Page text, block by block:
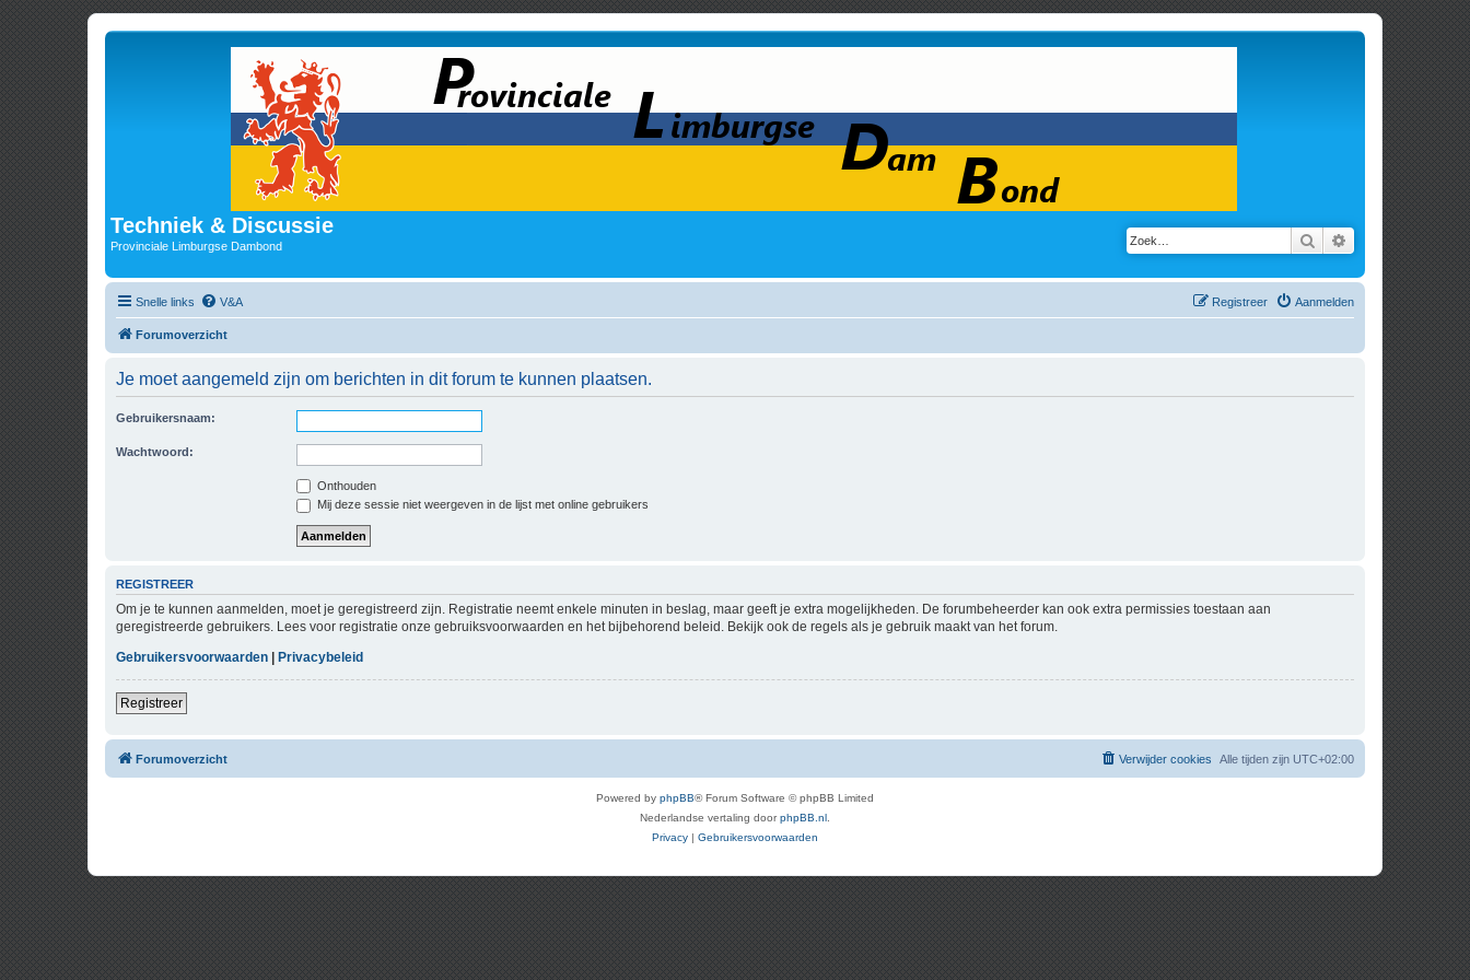
Techniek & Discussie
Provinciale Limburgse Dambond Zoek Uitgebreid zoeken
Snelle links V&A Aanmelden
Registreer
Forumoverzicht
Je moet aangemeld zijn om berichten in dit forum te kunnen plaatsen.
Gebruikersnaam:
Wachtwoord:
Onthouden
Mij deze sessie niet weergeven in de lijst met online gebruikers
REGISTREER
Om je te kunnen aanmelden, moet je geregistreerd zijn. Registratie neemt enkele minuten in beslag, maar geeft je extra mogelijkheden. De forumbeheerder kan ook extra permissies toestaan aan
geregistreerde gebruikers. Lees voor registratie onze gebruiksvoorwaarden en het bijbehorend beleid. Bekijk ook de regels als je gebruik maakt van het forum.
Gebruikersvoorwaarden
Privacybeleid
Registreer
Forumoverzicht Alle tijden zijn UTC+02:00
Verwijder cookies
Powered by phpBB® Forum Software © phpBB Limited
Nederlandse vertaling doorphpBB.nl.
Privacy | Gebruikersvoorwaarden